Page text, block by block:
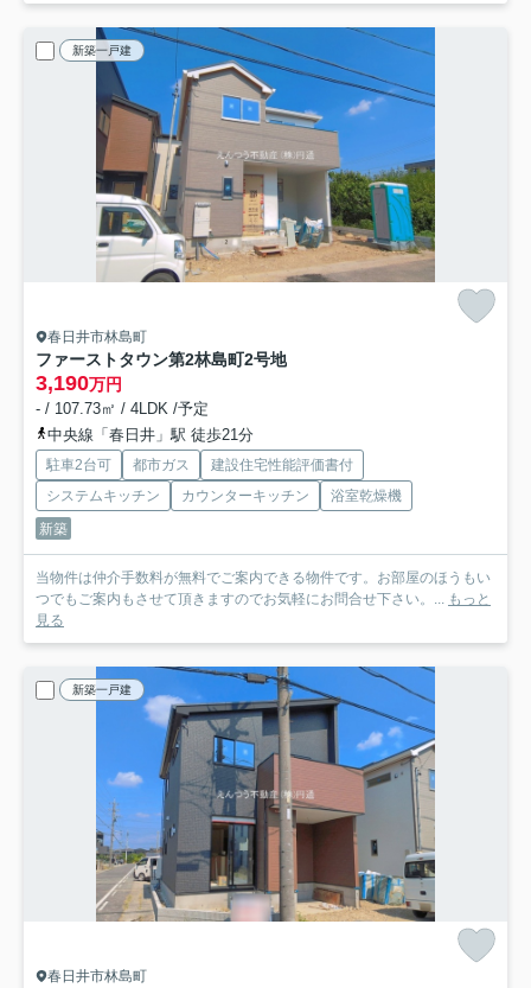
新築一戸建
春日井市林島町
ファーストタウン第2林島町2号地
3,190万円
- / 107.73㎡ / 4LDK /予定
中央線「春日井」駅 徒歩21分
駐車2台可 都市ガス
建設住宅性能評価書付
システムキッチン
カウンターキッチン
浴室乾燥機
新築
当物件は仲介手数料が無料でご案内できる物件です。お部屋のほうもい
つでもご案内もさせて頂きますのでお気軽にお問合せ下さい。... もっと
見る
新築一戸建
春日井市林島町